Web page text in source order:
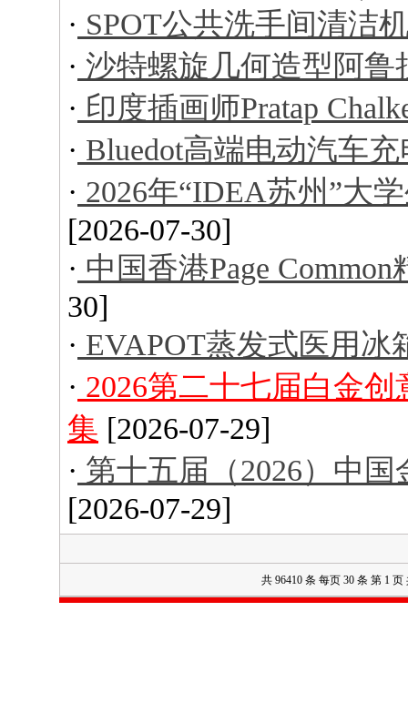
· SPOT公共洗手间清洁
· 沙特螺旋几何造型阿鲁
· 印度插画师Pratap
· Bluedot高端电动汽车
· 2026年“IDEA苏州”大
[2026-07-30]
· 中国香港Page
30]
· EVAPOT蒸发式医用冰
· 2026第二十七届白金
集 [2026-07-29]
· 第十五届（2026）中
[2026-07-29]
共 96410 条 每页 30 条 第 1